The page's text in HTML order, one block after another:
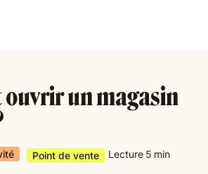
un magasin
Point de vente Lecture 5 min